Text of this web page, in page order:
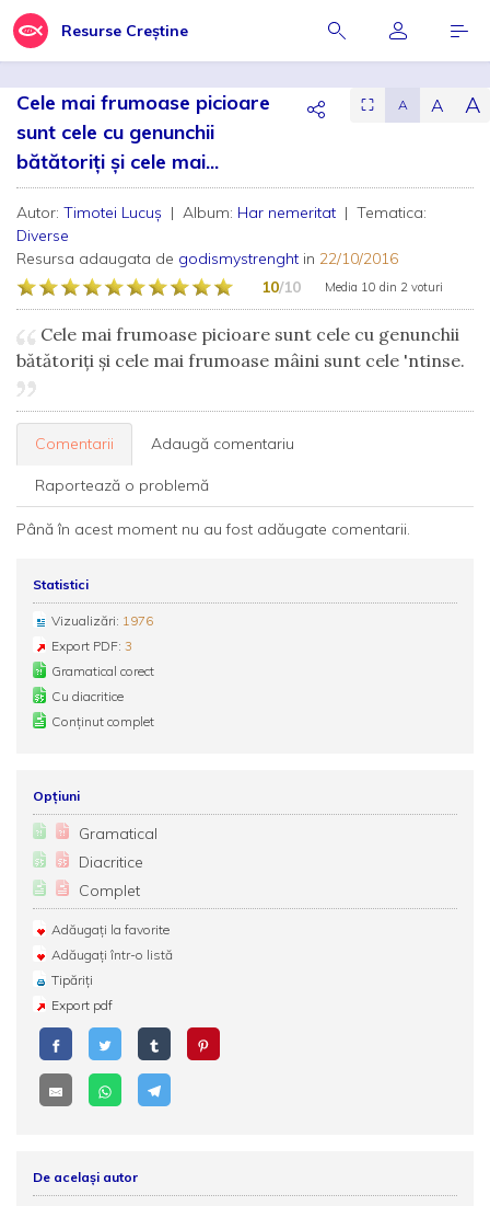
Resurse Creștine
Cele mai frumoase picioare
sunt cele cu genunchii
bătătoriți și cele mai...
⛶ A A A
Autor: Timotei Lucuş | Album: Har nemeritat | Tematica:
Diverse
Resursa adaugata de godismystrenght in 22/10/2016
10/10 Media 10 din 2 voturi
Cele mai frumoase picioare sunt cele cu genunchii
bătătoriți și cele mai frumoase mâini sunt cele 'ntinse.
Comentarii Adaugă comentariu
Raportează o problemă
Până în acest moment nu au fost adăugate comentarii.
Statistici
Vizualizări: 1976
Export PDF: 3
Gramatical corect
Cu diacritice
Conținut complet
Opțiuni
Gramatical
Diacritice
Complet
Adăugați la favorite
Adăugați într-o listă
Tipăriți
Export pdf
De același autor